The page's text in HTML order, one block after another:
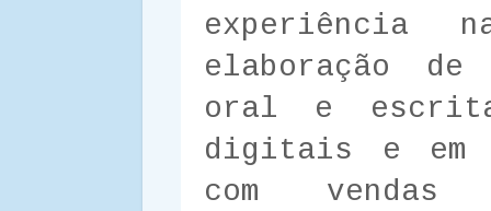
experiência
elaboração de
oral e
digitais e em
com